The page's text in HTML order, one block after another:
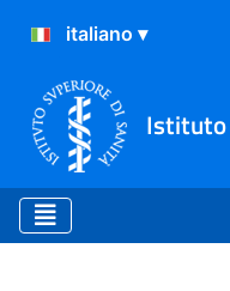
Istituto